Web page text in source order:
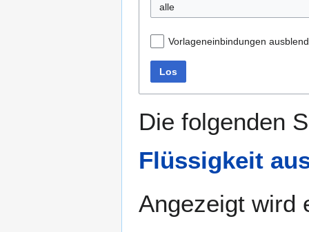
alle
Vorlageneinbindungen
Los
Die folgenden
Flüssigkeit
Angezeigt wird